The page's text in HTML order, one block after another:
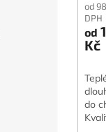
od
DPH
od
Kč
do